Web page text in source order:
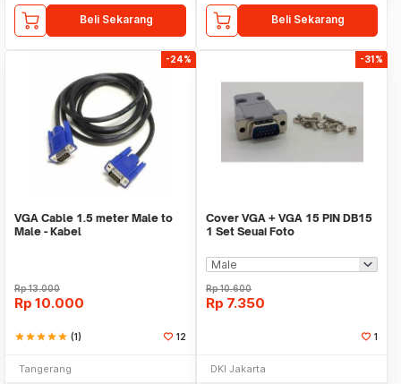
Beli Sekarang Beli Sekarang
-24%
VGA Cable 1.5 meter Male to
Male - Kabel
Rp13.000
Rp 10.000
starstarstarstarstar (1) 12
Tangerang
-31%
Cover VGA + VGA 15 PIN DB15
1 Set Seuai Foto
Rp10.600
Rp 7.350
1
DKI Jakarta